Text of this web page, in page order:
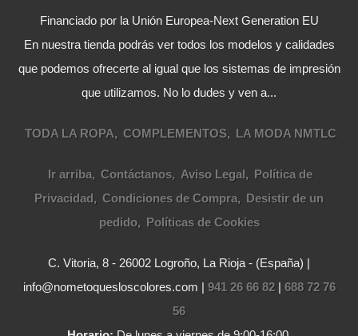
Financiado por la Unión Europea-Next Generation EU
En nuestra tienda podrás ver todos los modelos y calidades
que podemos ofrecerte al igual que los sistemas de impresión
que utilizamos. No lo dudes y ven a...
TODA LA ROPA COMPLEMENTOS LA MODA NMTLC
Ir arriba Contáctanos Aviso Legal
Política de
Privacidad
Condiciones de Compra
Desistir de un
pedido
Políticas de Cookies
C. Vitoria, 8 - 26002 Logroño, La Rioja - (España) |
info@nometoquesloscolores.com | 941 26 66 82| 688 72 76
56